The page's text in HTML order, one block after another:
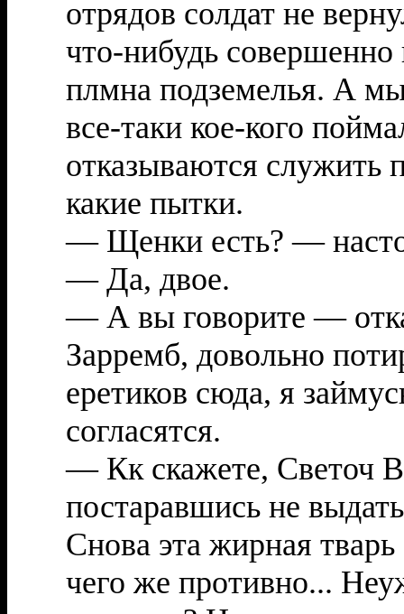
отрядов солдат не
что-нибудь
плмна подземелья. А
все-таки кое-кого
отказываются служить
какие пытки.
— Щенки есть? —
— Да, двое.
— А вы говорите —
Зарремб, довольно
еретиков сюда, я
согласятся.
— Кк скажете, Светоч
постаравшись не
Снова эта жирная
чего же противно...